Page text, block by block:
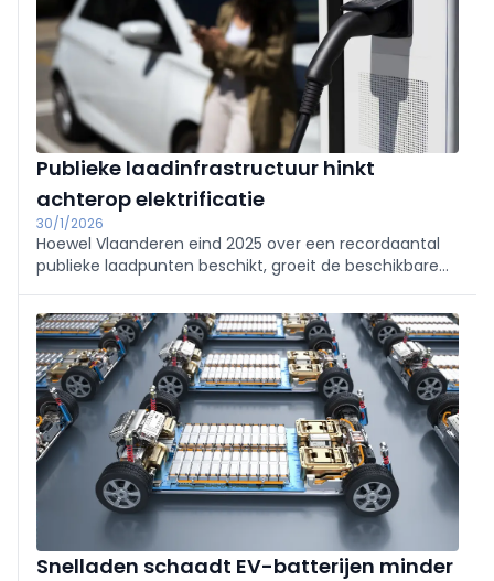
Publieke laadinfrastructuur hinkt
achterop elektrificatie
30/1/2026
Hoewel Vlaanderen eind 2025 over een recordaantal
publieke laadpunten beschikt, groeit de beschikbare
elektrisch wagenpark. Een meerjarige analyse van
RetailSonar toont waar de grootste knelpunten zich
aftekenen richting 2030.
Snelladen schaadt EV-batterijen minder